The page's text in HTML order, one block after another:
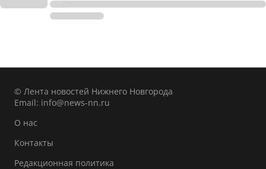
© Лента новостей Нижнего Новгорода
Email: info@news-nn.ru
О нас
Контакты
Редакционная политика